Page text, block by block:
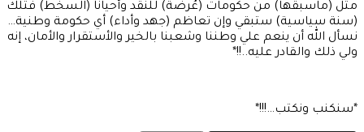
مثل (ماسبقها) من حكومات (عُرضة) للنقد وأحياناً (السخط) فتلك
(سنة سياسية) ستبقي وإن تعاظم (جهد وأداء) أي حكومة وطنية…
نسأل الله أن ينعم علي وطننا وشعبنا بالخير والأستقرار والأمان، إنه
ولي ذلك والقادر عليه..!!*
*سنكنب ونكتب…!!!*